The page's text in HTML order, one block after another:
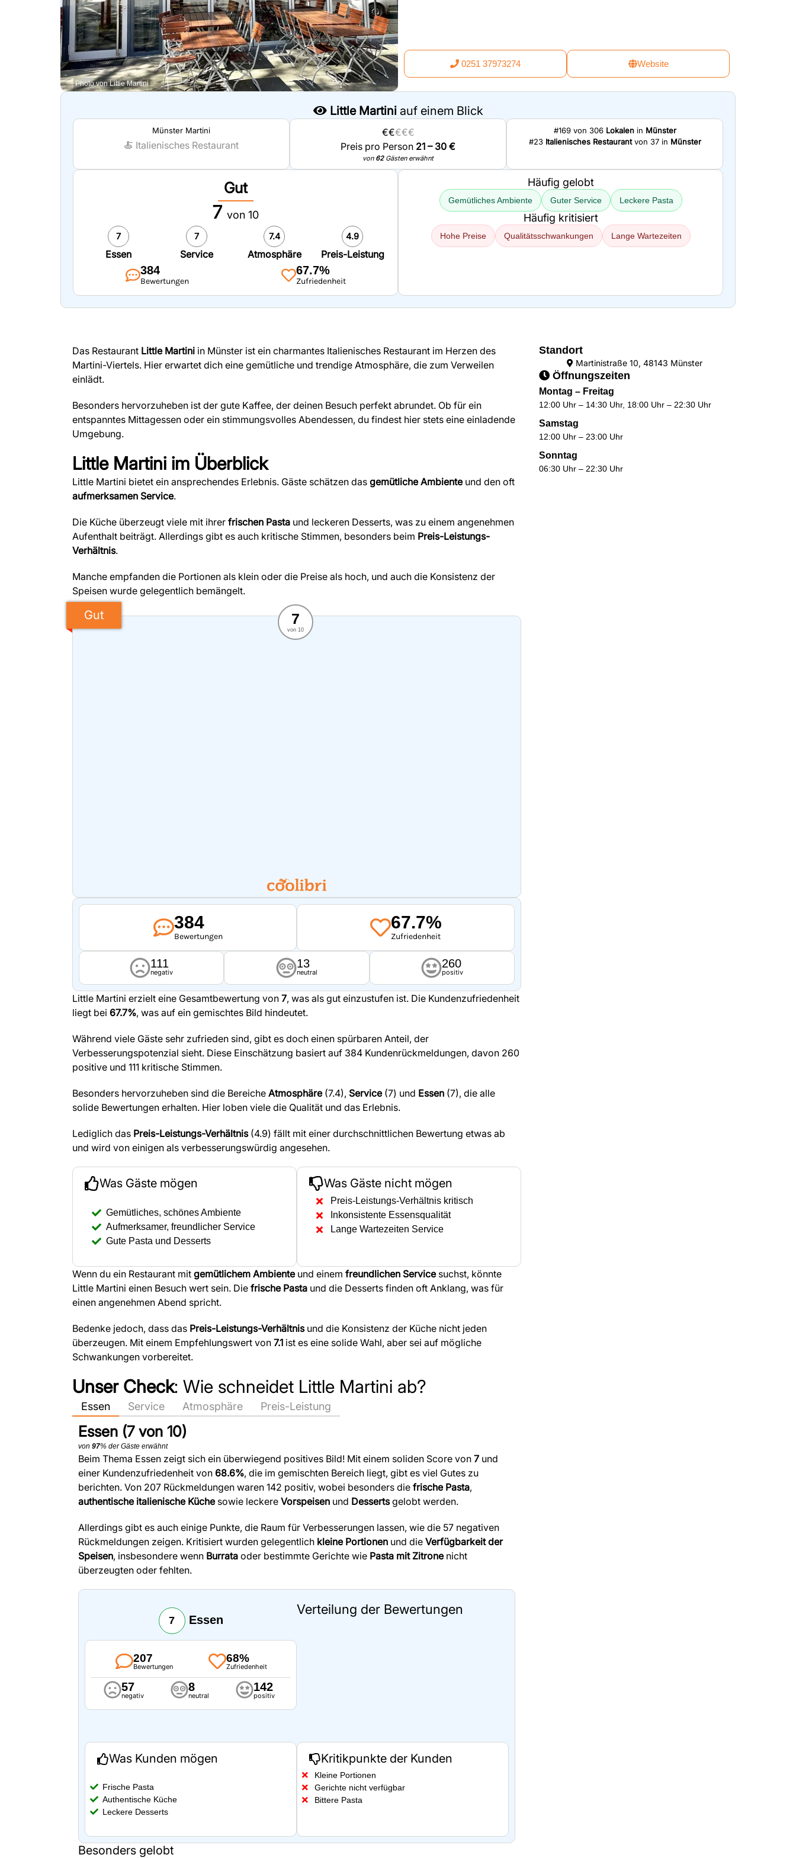
Photo von Little Martini
0251 37973274 Website
Little Martiniauf einem Blick
Münster Martini
🍝 Italienisches Restaurant
€€€€€
Preis pro Person 21 – 30 €
von 62Gästen erwähnt
#169 von 306 Lokalenin Münster
#23 Italienisches Restaurantvon 37 in Münster
Gut
7 von 10
7
Essen
7
Service
7.4
Atmosphäre
4.9
Preis-Leistung
384
Bewertungen
67.7%
Zufriedenheit
Häufig gelobt
Gemütliches Ambiente Guter Service Leckere Pasta
Häufig kritisiert
Hohe Preise Qualitätsschwankungen Lange Wartezeiten
Das Restaurant Little Martini in Münster ist ein charmantes Italienisches Restaurant im Herzen des
Martini-Viertels. Hier erwartet dich eine gemütliche und trendige Atmosphäre, die zum Verweilen
einlädt.
Besonders hervorzuheben ist der gute Kaffee, der deinen Besuch perfekt abrundet. Ob für ein
entspanntes Mittagessen oder ein stimmungsvolles Abendessen, du findest hier stets eine einladende
Umgebung.
Little Martini im Überblick
Little Martini bietet ein ansprechendes Erlebnis. Gäste schätzen das gemütliche Ambienteund den oft
aufmerksamen Service.
Die Küche überzeugt viele mit ihrer frischen Pasta und leckeren Desserts, was zu einem angenehmen
Aufenthalt beiträgt. Allerdings gibt es auch kritische Stimmen, besonders beim Preis-Leistungs-
Verhältnis.
Manche empfanden die Portionen als klein oder die Preise als hoch, und auch die Konsistenz der
Speisen wurde gelegentlich bemängelt.
Gut 7
von 10
384
Bewertungen
67.7%
Zufriedenheit
111
negativ
13
neutral
260
positiv
Little Martini erzielt eine Gesamtbewertung von 7, was als gut einzustufen ist. Die Kundenzufriedenheit
liegt bei 67.7%, was auf ein gemischtes Bild hindeutet.
Während viele Gäste sehr zufrieden sind, gibt es doch einen spürbaren Anteil, der
Verbesserungspotenzial sieht. Diese Einschätzung basiert auf 384 Kundenrückmeldungen, davon 260
positive und 111 kritische Stimmen.
Besonders hervorzuheben sind die Bereiche Atmosphäre(7.4), Service(7) und Essen (7), die alle
solide Bewertungen erhalten. Hier loben viele die Qualität und das Erlebnis.
Lediglich das Preis-Leistungs-Verhältnis(4.9) fällt mit einer durchschnittlichen Bewertung etwas ab
und wird von einigen als verbesserungswürdig angesehen.
Was Gäste mögen
Gemütliches, schönes Ambiente
Aufmerksamer, freundlicher Service
Gute Pasta und Desserts
Was Gäste nicht mögen
Preis-Leistungs-Verhältnis kritisch
Inkonsistente Essensqualität
Lange Wartezeiten Service
Wenn du ein Restaurant mit gemütlichem Ambienteund einem freundlichen Servicesuchst, könnte
Little Martini einen Besuch wert sein. Die frische Pasta und die Desserts finden oft Anklang, was für
einen angenehmen Abend spricht.
Bedenke jedoch, dass das Preis-Leistungs-Verhältnisund die Konsistenz der Küche nicht jeden
überzeugen. Mit einem Empfehlungswert von 7.1 ist es eine solide Wahl, aber sei auf mögliche
Schwankungen vorbereitet.
Unser Check: Wie schneidet Little Martini ab?
Essen Service Atmosphäre Preis-Leistung
Essen (7 von 10)
von 97% der Gäste erwähnt
Beim Thema Essen zeigt sich ein überwiegend positives Bild! Mit einem soliden Score von 7 und
einer Kundenzufriedenheit von 68.6%, die im gemischten Bereich liegt, gibt es viel Gutes zu
berichten. Von 207 Rückmeldungen waren 142 positiv, wobei besonders die frische Pasta,
authentische italienische Küchesowie leckere Vorspeisen und Dessertsgelobt werden.
Allerdings gibt es auch einige Punkte, die Raum für Verbesserungen lassen, wie die 57 negativen
Rückmeldungen zeigen. Kritisiert wurden gelegentlich kleine Portionen und die Verfügbarkeit der
Speisen, insbesondere wenn Burrata oder bestimmte Gerichte wie Pasta mit Zitronenicht
überzeugten oder fehlten.
7 Essen
207
Bewertungen
68%
Zufriedenheit
57
negativ
8
neutral
142
positiv
Verteilung der Bewertungen
Was Kunden mögen
Frische Pasta
Authentische Küche
Leckere Desserts
Kritikpunkte der Kunden
Kleine Portionen
Gerichte nicht verfügbar
Bittere Pasta
Besonders gelobt
Standort
Martinistraße 10, 48143 Münster
Öffnungszeiten
Montag – Freitag
12:00 Uhr – 14:30 Uhr, 18:00 Uhr – 22:30 Uhr
Samstag
12:00 Uhr – 23:00 Uhr
Sonntag
06:30 Uhr – 22:30 Uhr